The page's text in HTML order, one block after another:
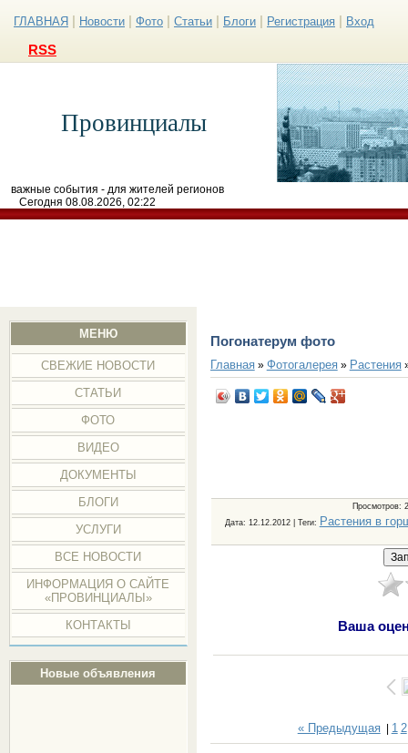
ГЛАВНАЯ Новости Фото Статьи Блоги Регистрация Вход
RSS
Провинциалы
важные события - для жителей регионов
Сегодня 08.08.2026, 02:22
МЕНЮ
СВЕЖИЕ НОВОСТИ
СТАТЬИ
ФОТО
ВИДЕО
ДОКУМЕНТЫ
БЛОГИ
УСЛУГИ
ВСЕ НОВОСТИ
ИНФОРМАЦИЯ О САЙТЕ
«ПРОВИНЦИАЛЫ»
КОНТАКТЫ
Новые объявления
Погонатерум фото
Главная» Фотогалерея» Растения
Просмотров:
Дата: 12.12.2012 | Теги: Растения в
Ваша
« Предыдущая| 1 2